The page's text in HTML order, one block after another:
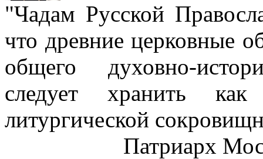
"Чадам Русской
что древние церковные
общего духовно-
следует хранить
литургической
Патриарх